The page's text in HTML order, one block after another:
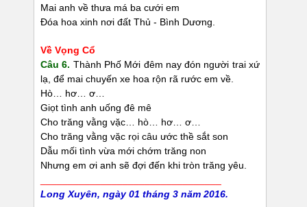
Mai anh về thưa má ba cưới em
Đóa hoa xinh nơi đất Thủ - Bình Dương.
Về Vọng Cổ
Câu 6. Thành Phố Mới đêm nay đón người trai xứ
lạ, để mai chuyến xe hoa rộn rã rước em về.
Hò… hơ… ơ…
Giọt tình anh uống đê mê
Cho trăng vằng vặc… hò… hơ… ơ…
Cho trăng vằng vặc rọi câu ước thề sắt son
Dẫu mối tình vừa mới chớm trăng non
Nhưng em ơi anh sẽ đợi đến khi tròn trăng yêu.
Long Xuyên, ngày 01 tháng 3 năm 2016.